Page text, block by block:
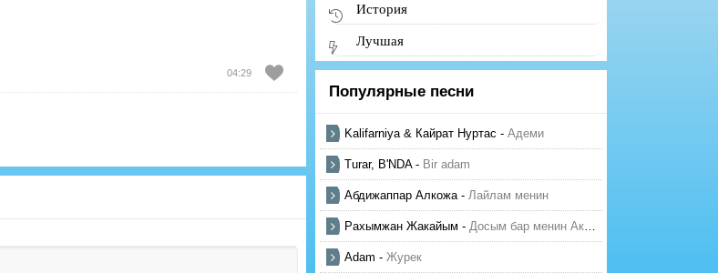
04:29
История
Лучшая
Популярные песни
Kalifarniya & Кайрат Нуртас - Адеми
Turar, B'NDA- Bir adam
Абдижаппар Алкожа- Лайлам менин
Рахымжан Жакайым - Досым бар менин Актауда
Adam - Журек